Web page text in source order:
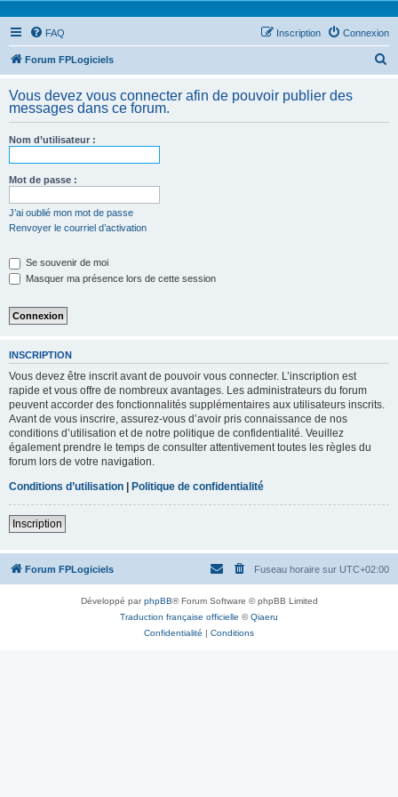
FAQ Connexion
Inscription
Forum FPLogiciels
h
Vous devez vous connecter afin de pouvoir publier des
messages dans ce forum.
Nom d’utilisateur :
Mot de passe :
J’ai oublié mon mot de passe
Renvoyer le courriel d’activation
Se souvenir de moi
Masquer ma présence lors de cette session
INSCRIPTION
Vous devez être inscrit avant de pouvoir vous connecter. L’inscription est
rapide et vous offre de nombreux avantages. Les administrateurs du forum
peuvent accorder des fonctionnalités supplémentaires aux utilisateurs inscrits.
Avant de vous inscrire, assurez-vous d’avoir pris connaissance de nos
conditions d’utilisation et de notre politique de confidentialité. Veuillez
également prendre le temps de consulter attentivement toutes les règles du
forum lors de votre navigation.
Conditions d’utilisation | Politique de confidentialité
Inscription
Forum FPLogiciels Fuseau horaire sur UTC+02:00
Développé parphpBB® Forum Software © phpBB Limited
Traduction française officielle ©Qiaeru
Confidentialité | Conditions